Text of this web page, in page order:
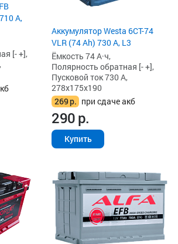
А,
[- +],
Аккумулятор Westa 6СТ-74
VLR (74 Ah) 730 А, L3
Ёмкость 74 А·ч,
Полярность обратная [- +],
Пусковой ток 730 А,
278x175x190
269р. при сдаче акб
290р.
Купить